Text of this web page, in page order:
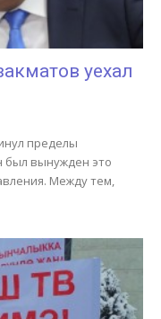
уехал
пределы
был вынужден это
Между тем,